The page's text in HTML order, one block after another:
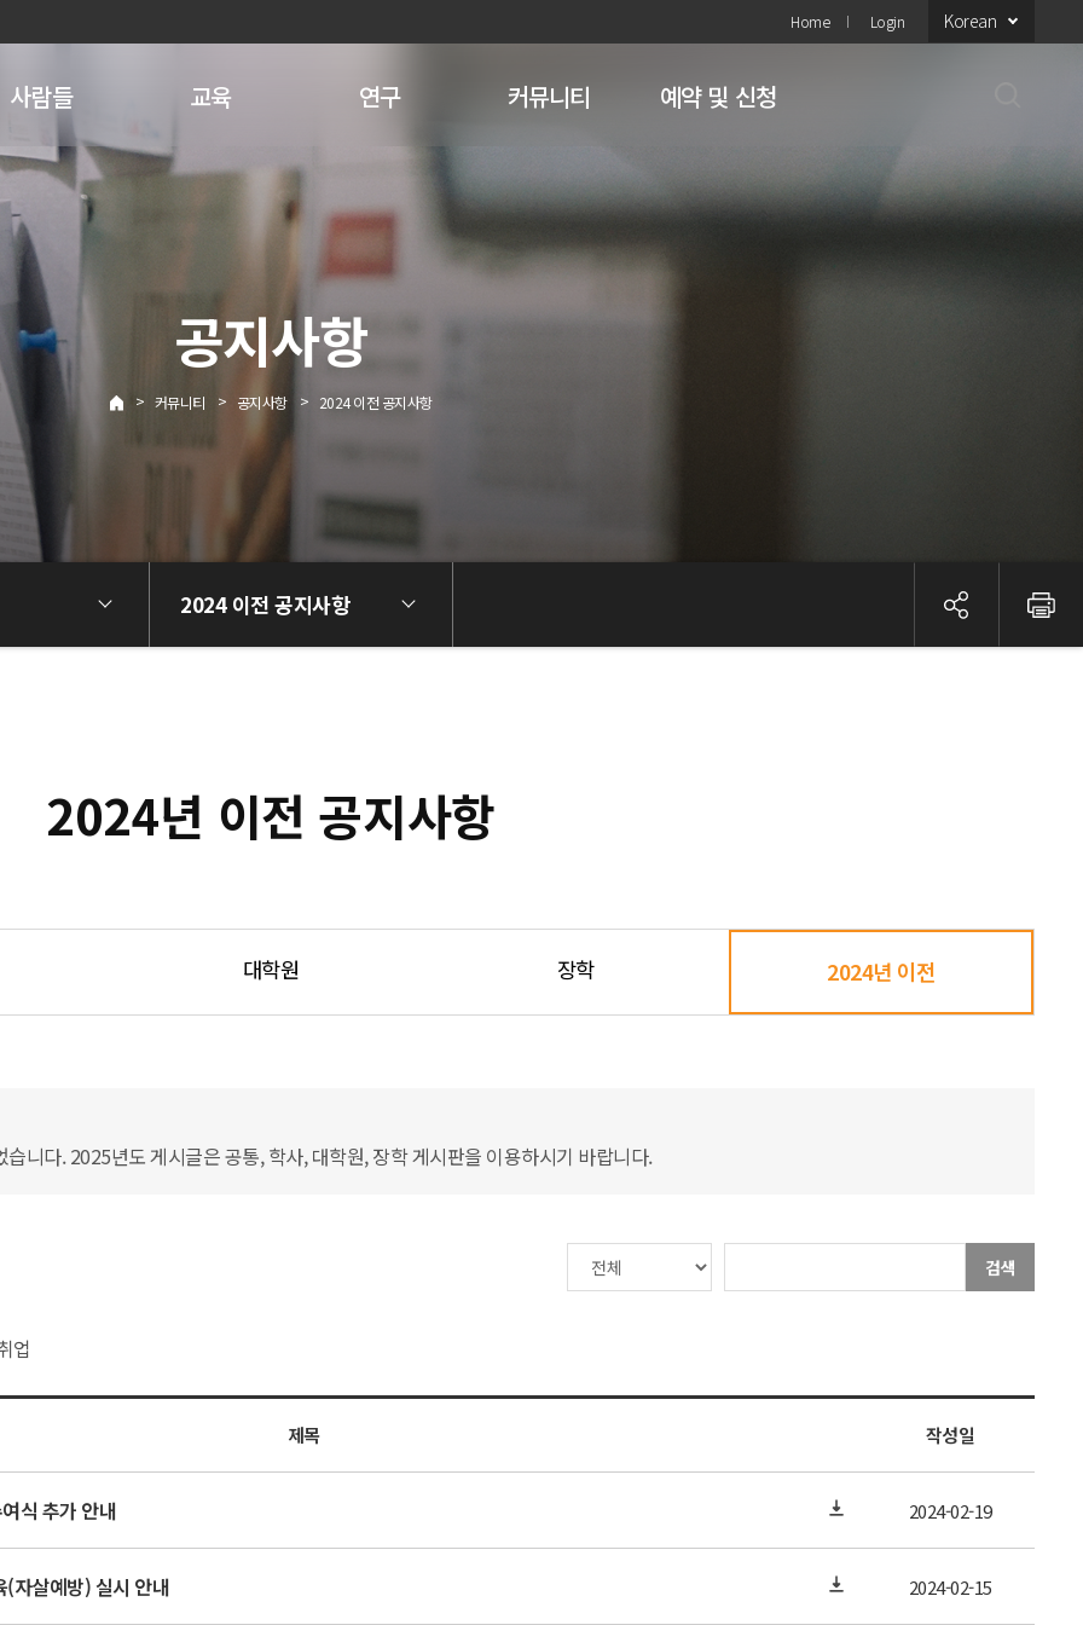
Home Login Korean
사람들 교육 연구 커뮤니티 예약 및 신청
공지사항
> 커뮤니티 > 공지사항 > 2024 이전 공지사항
2024 이전 공지사항
2024년 이전 공지사항
대학원 장학 2024년 이전
니다. 2025년도 게시글은 공통, 학사, 대학원, 장학 게시판을 이용하시기 바랍니다.
검색
업
제목 작성일
식 추가 안내 2024-02-19
자살예방) 실시 안내 2024-02-15